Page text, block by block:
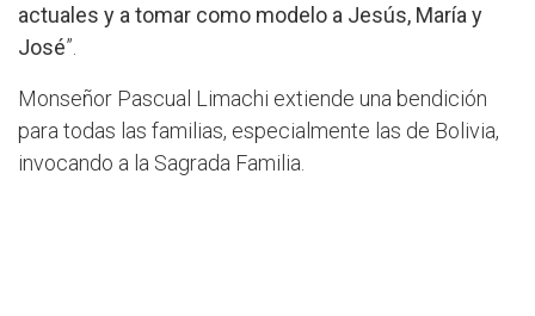
actuales y a tomar como modelo a Jesús, María y
José”.
Monseñor Pascual Limachi extiende una bendición
para todas las familias, especialmente las de Bolivia,
invocando a la Sagrada Familia.